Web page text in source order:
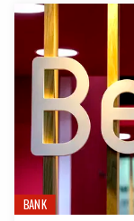
BANK